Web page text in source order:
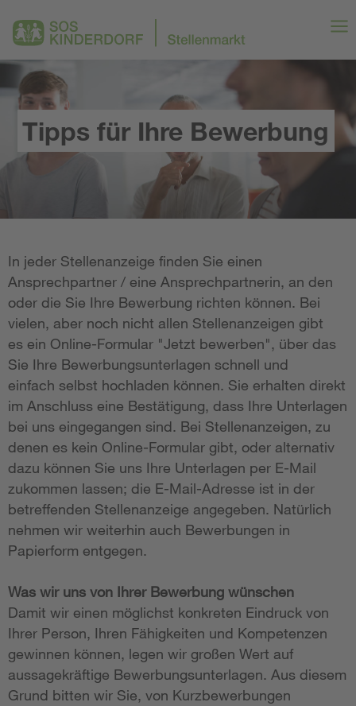
Tipps für Ihre Bewerbung
In jeder Stellenanzeige finden Sie einen
Ansprechpartner / eine Ansprechpartnerin, an den
oder die Sie Ihre Bewerbung richten können. Bei
vielen, aber noch nicht allen Stellenanzeigen gibt
es ein Online-Formular "Jetzt bewerben", über das
Sie Ihre Bewerbungsunterlagen schnell und
einfach selbst hochladen können. Sie erhalten direkt
im Anschluss eine Bestätigung, dass Ihre Unterlagen
bei uns eingegangen sind. Bei Stellenanzeigen, zu
denen es kein Online-Formular gibt, oder alternativ
dazu können Sie uns Ihre Unterlagen per E-Mail
zukommen lassen; die E-Mail-Adresse ist in der
betreffenden Stellenanzeige angegeben. Natürlich
nehmen wir weiterhin auch Bewerbungen in
Papierform entgegen.
Was wir uns von Ihrer Bewerbung wünschen
Damit wir einen möglichst konkreten Eindruck von
Ihrer Person, Ihren Fähigkeiten und Kompetenzen
gewinnen können, legen wir großen Wert auf
aussagekräftige Bewerbungsunterlagen. Aus diesem
Grund bitten wir Sie, von Kurzbewerbungen